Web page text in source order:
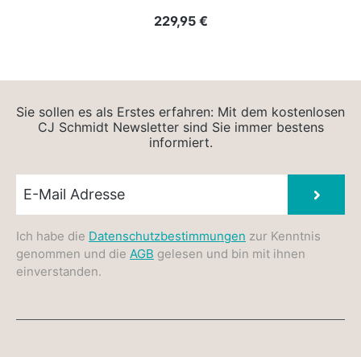
Regulärer Preis:
229,95 €
Sie sollen es als Erstes erfahren: Mit dem kostenlosen
CJ Schmidt Newsletter sind Sie immer bestens
informiert.
Ich habe die Datenschutzbestimmungen zur Kenntnis
genommen und die AGB gelesen und bin mit ihnen
einverstanden.